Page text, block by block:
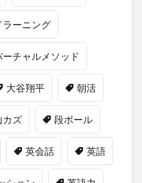
ラーニング
ーチャルメソッド
大谷翔平 朝活
カズ 段ボール
英会話 英語